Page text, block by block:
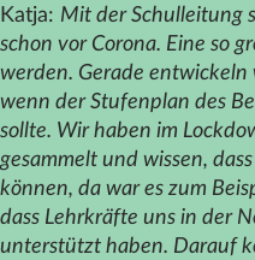
Katja: Mit der Schulleitung
schon vor Corona. Eine so
werden. Gerade entwickeln
wenn der Stufenplan des
sollte. Wir haben im
gesammelt und wissen,
können, da war es zum
dass Lehrkräfte uns in der
unterstützt haben. Darauf